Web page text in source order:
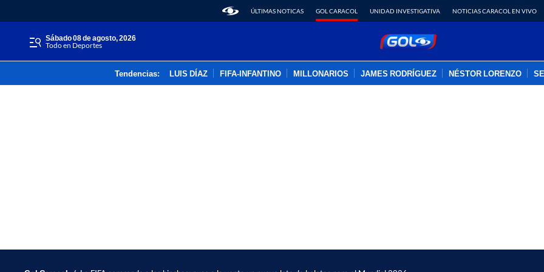
ÚLTIMAS NOTICAS GOL CARACOL UNIDAD INVESTIGATIVA NOTICIAS CARACOL EN VIVO
sábado 08 de agosto, 2026
Todo en Deportes
Tendencias: LUIS DÍAZ FIFA-INFANTINO MILLONARIOS JAMES RODRÍGUEZ NÉSTOR LORENZO